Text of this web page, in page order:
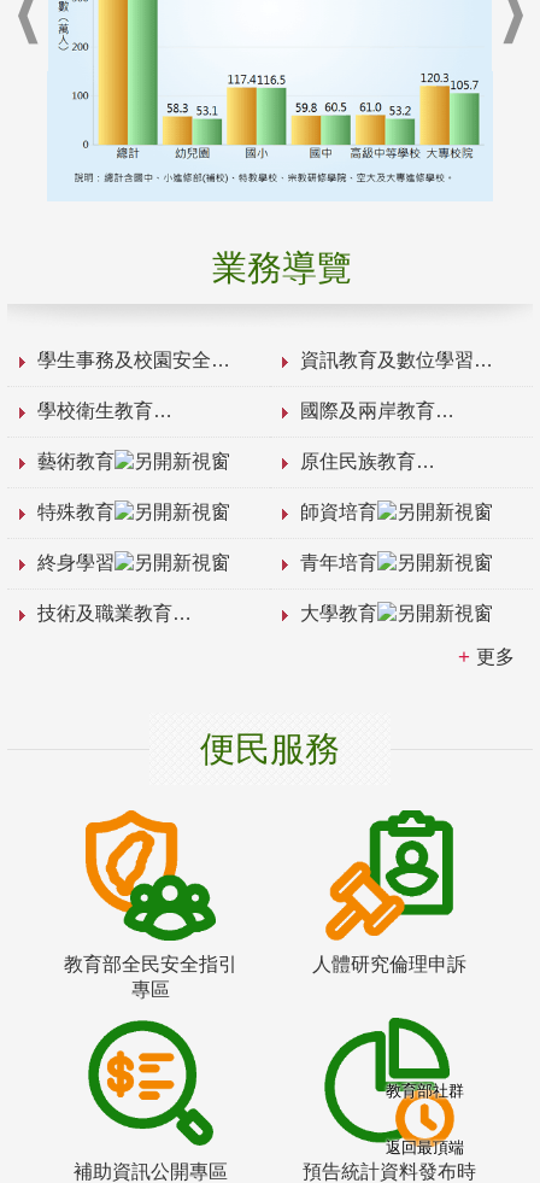
業務導覽
學生事務及校園安全 資訊教育及數位學習
學校衛生教育 國際及兩岸教育
藝術教育 原住民族教育
特殊教育 師資培育
終身學習 青年培育
技術及職業教育 大學教育
更多
便民服務
教育部全民安全指引
專區
人體研究倫理申訴
補助資訊公開專區
預告統計資料發布時
教育部社群
返回最頂端